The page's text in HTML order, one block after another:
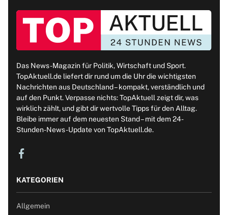
Das News-Magazin für Politik, Wirtschaft und Sport.
TopAktuell.de liefert dir rund um die Uhr die wichtigsten
Nachrichten aus Deutschland – kompakt, verständlich und
auf den Punkt. Verpasse nichts: TopAktuell zeigt dir, was
wirklich zählt, und gibt dir wertvolle Tipps für den Alltag.
Bleibe immer auf dem neuesten Stand – mit dem 24-
Stunden-News-Update von TopAktuell.de.
KATEGORIEN
Allgemein